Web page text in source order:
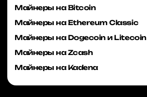
Майнеры на Bitcoin
Майнеры на Ethereum Classic
Майнеры на Dogecoin и Litecoin
Майнеры на Zcash
Майнеры на Kadena